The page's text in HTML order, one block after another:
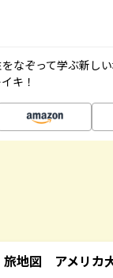
なぞって学ぶ新し
キ！
地図 アメリカ